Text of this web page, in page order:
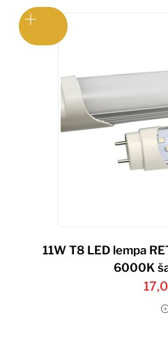
11W T8 LED lempa
6000K